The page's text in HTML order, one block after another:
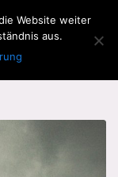
Website weiter
aus.